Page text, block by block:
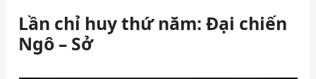
Lần chỉ huy thứ năm: Đại chiến
Ngô – Sở